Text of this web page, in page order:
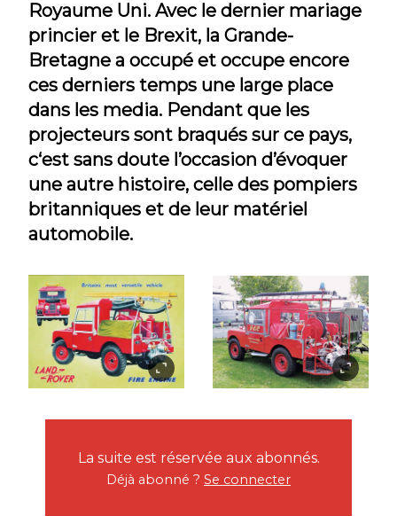
Royaume Uni. Avec le dernier mariage
princier et le Brexit, la Grande-
Bretagne a occupé et occupe encore
ces derniers temps une large place
dans les media. Pendant que les
projecteurs sont braqués sur ce pays,
c‘est sans doute l’occasion d’évoquer
une autre histoire, celle des pompiers
britanniques et de leur matériel
automobile.
La suite est réservée aux abonnés.
Déjà abonné ? Se connecter